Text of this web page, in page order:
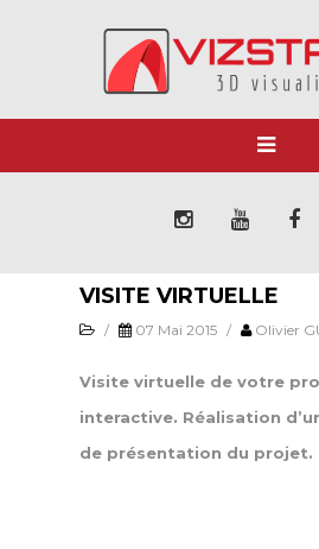
VISITE VIRTUELLE
/ 07 Mai 2015 / Olivier
Visite virtuelle de votre
interactive. Réalisation
de présentation du projet.